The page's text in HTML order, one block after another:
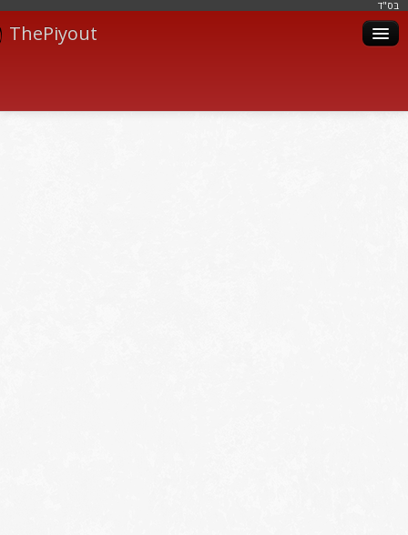
בּס"ד
ThePiyout